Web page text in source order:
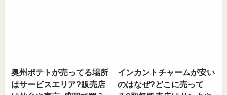
奥州ポテトが売ってる場所
はサービスエリア?販売店
インカントチャームが安い
のはなぜ?どこに売って